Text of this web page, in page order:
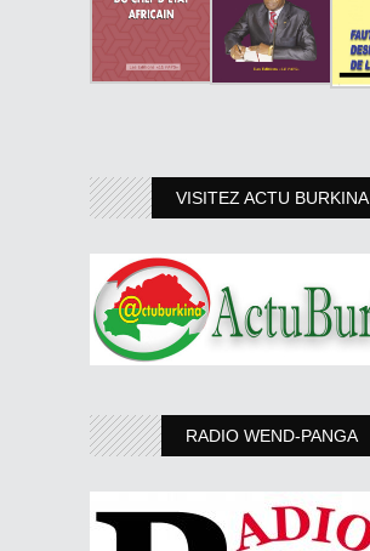
VISITEZ ACTU BURKINA
RADIO WEND-PANGA